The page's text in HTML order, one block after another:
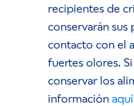
recipientes de
conservarán
contacto con el
fuertes olores.
conservar los
información aquí